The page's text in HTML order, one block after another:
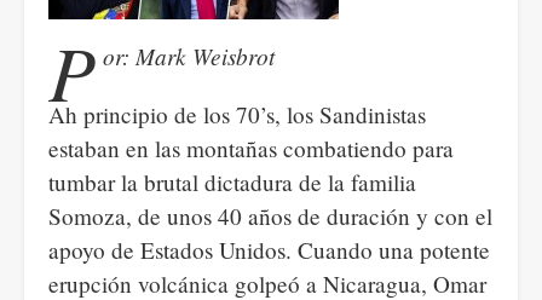
de
la
y
contra
el
imperialismo
yanqui.
P or: Mark Weisbrot
Ah principio de los 70’s, los Sandinistas
estaban en las montañas combatiendo para
tumbar la brutal dictadura de la familia
Somoza, de unos 40 años de duración y con el
apoyo de Estados Unidos. Cuando una potente
erupción volcánica golpeó a Nicaragua, Omar